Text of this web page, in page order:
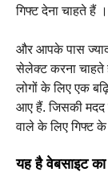
गिफ्ट देना चाहते हैं ।
और आपके पास
सेलेक्ट करना चाहते
लोगों के लिए एक
आए हैं. जिसकी मदद
वाले के लिए गिफ्ट
यह है वेबसाइट का